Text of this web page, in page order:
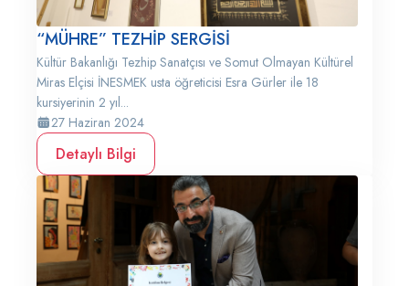
“MÜHRE” TEZHİP SERGİSİ
Kültür Bakanlığı Tezhip Sanatçısı ve Somut Olmayan Kültürel
Miras Elçisi İNESMEK usta öğreticisi Esra Gürler ile 18
kursiyerinin 2 yıl...
27 Haziran 2024
Detaylı Bilgi